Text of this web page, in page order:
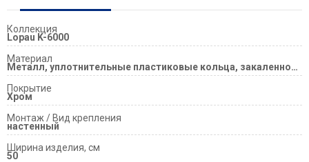
Коллекция
Lopau K-6000
Материал
Металл, уплотнительные пластиковые кольца, закаленное матовое стекло
Покрытие
Хром
Монтаж / Вид крепления
настенный
Ширина изделия, см
50